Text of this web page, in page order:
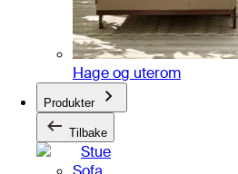
Hage og uterom
Produkter
Tilbake
Stue